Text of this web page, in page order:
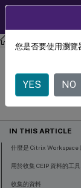
Citrix
客戶經驗
April 30, 2025
IN THIS ARTICLE
什麼是 Citrix Workspace
用於收集 CEIP 資料的工具
收集的資料
您是否要使用瀏覽
YES NO